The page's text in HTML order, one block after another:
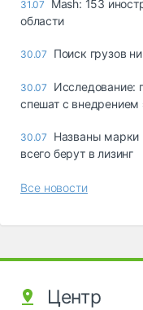
31.07
Mash: 153
области
30.07 Поиск грузов
30.07
Исследование:
спешат с
30.07
Названы марки
всего берут в лизинг
Все новости
Центр